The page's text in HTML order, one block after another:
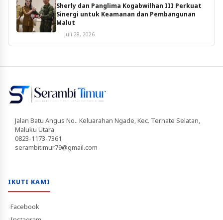
Sherly dan Panglima Kogabwilhan III Perkuat
Sinergi untuk Keamanan dan Pembangunan
Malut
Juli 28, 2026
Jalan Batu Angus No.. Keluarahan Ngade, Kec. Ternate Selatan,
Maluku Utara
0823-1173-7361
serambitimur79@gmail.com
IKUTI KAMI
Facebook